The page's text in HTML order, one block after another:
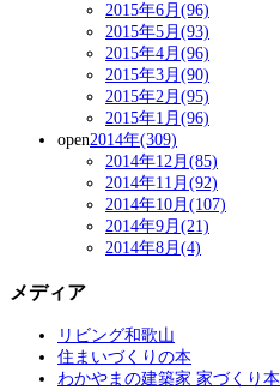
2015年6月(96)
2015年5月(93)
2015年4月(96)
2015年3月(90)
2015年2月(95)
2015年1月(96)
open2014年(309)
2014年12月(85)
2014年11月(92)
2014年10月(107)
2014年9月(21)
2014年8月(4)
メディア
リビング和歌山
住まいづくりの本
わかやまの建築家 家づくり本